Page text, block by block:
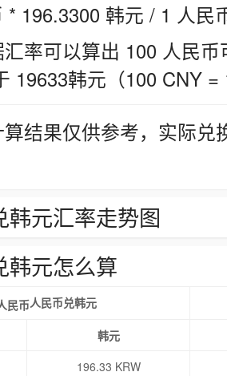
* 196.3300 韩元 / 1 人民
率可以算出 100 人民
19633韩元（100 CNY =
结果仅供参考，实际
韩元汇率走势图
韩元怎么算
人民币兑韩元
韩元
196.33 KRW